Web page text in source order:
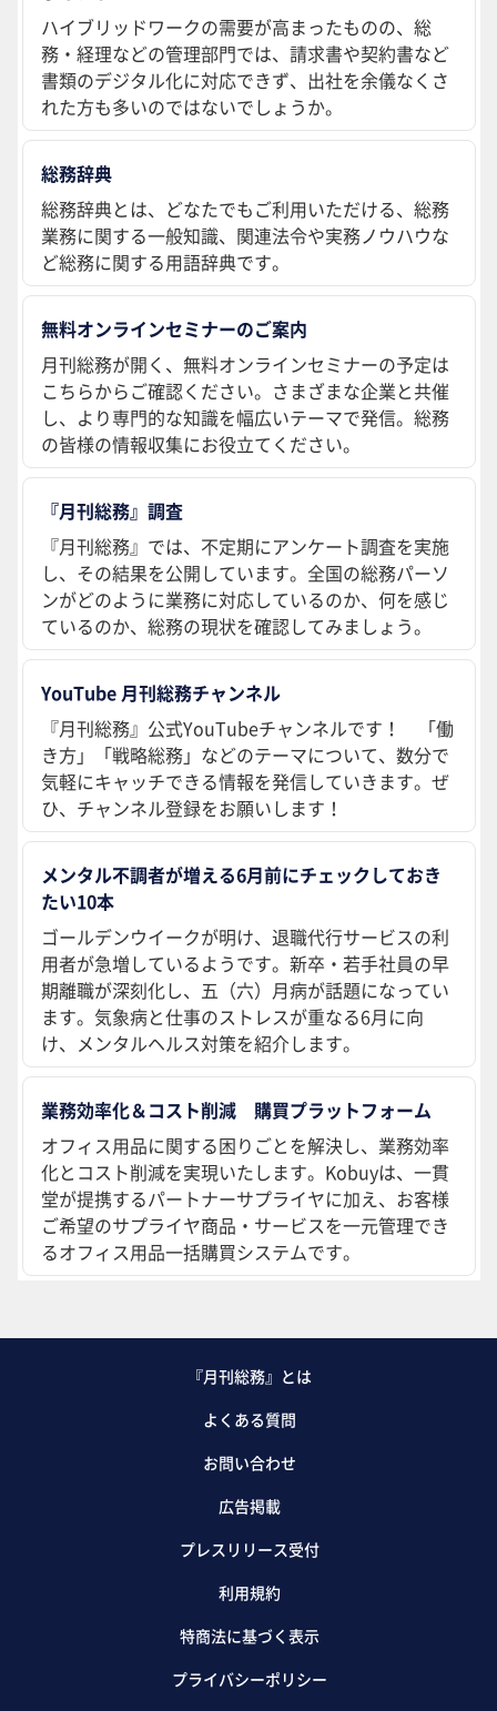
ハイブリッドワークの需要が高まったものの、総
務・経理などの管理部門では、請求書や契約書など
書類のデジタル化に対応できず、出社を余儀なくさ
れた方も多いのではないでしょうか。
総務辞典
総務辞典とは、どなたでもご利用いただける、総務
業務に関する一般知識、関連法令や実務ノウハウな
ど総務に関する用語辞典です。
無料オンラインセミナーのご案内
月刊総務が開く、無料オンラインセミナーの予定は
こちらからご確認ください。さまざまな企業と共催
し、より専門的な知識を幅広いテーマで発信。総務
の皆様の情報収集にお役立てください。
『月刊総務』調査
『月刊総務』では、不定期にアンケート調査を実施
し、その結果を公開しています。全国の総務パーソ
ンがどのように業務に対応しているのか、何を感じ
ているのか、総務の現状を確認してみましょう。
YouTube 月刊総務チャンネル
『月刊総務』公式YouTubeチャンネルです！ 「働
き方」「戦略総務」などのテーマについて、数分で
気軽にキャッチできる情報を発信していきます。ぜ
ひ、チャンネル登録をお願いします！
メンタル不調者が増える6月前にチェックしておき
たい10本
ゴールデンウイークが明け、退職代行サービスの利
用者が急増しているようです。新卒・若手社員の早
期離職が深刻化し、五（六）月病が話題になってい
ます。気象病と仕事のストレスが重なる6月に向
け、メンタルヘルス対策を紹介します。
業務効率化＆コスト削減 購買プラットフォーム
オフィス用品に関する困りごとを解決し、業務効率
化とコスト削減を実現いたします。Kobuyは、一貫
堂が提携するパートナーサプライヤに加え、お客様
ご希望のサプライヤ商品・サービスを一元管理でき
るオフィス用品一括購買システムです。
『月刊総務』とは
よくある質問
お問い合わせ
広告掲載
プレスリリース受付
利用規約
特商法に基づく表示
プライバシーポリシー